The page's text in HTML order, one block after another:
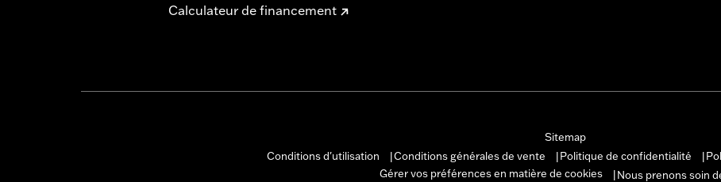
Calculateur de financement
Sitemap
Conditions d'utilisation
Conditions générales de vente Politique de confidentialité
Gérer vos préférences en matière de cookies
Nous prenons soin